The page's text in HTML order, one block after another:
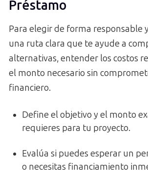
Préstamo
Para elegir de forma responsable
una ruta clara que te ayude a
alternativas, entender los costos
el monto necesario sin
financiero.
Define el objetivo y el monto
requieres para tu proyecto.
Evalúa si puedes esperar un
o necesitas financiamiento